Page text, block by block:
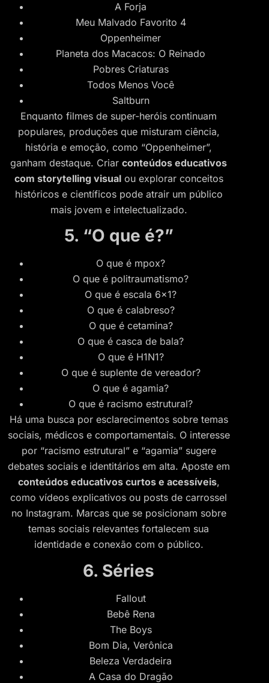
A Forja
Meu Malvado Favorito 4
Oppenheimer
Planeta dos Macacos: O Reinado
Pobres Criaturas
Todos Menos Você
Saltburn
Enquanto filmes de super-heróis continuam
populares, produções que misturam ciência,
história e emoção, como “Oppenheimer”,
ganham destaque. Criar conteúdos educativos
com storytelling visualou explorar conceitos
históricos e científicos pode atrair um público
mais jovem e intelectualizado.
5. “O que é?”
O que é mpox?
O que é politraumatismo?
O que é escala 6×1?
O que é calabreso?
O que é cetamina?
O que é casca de bala?
O que é H1N1?
O que é suplente de vereador?
O que é agamia?
O que é racismo estrutural?
Há uma busca por esclarecimentos sobre temas
sociais, médicos e comportamentais. O interesse
por “racismo estrutural” e “agamia” sugere
debates sociais e identitários em alta. Aposte em
conteúdos educativos curtos e acessíveis,
como vídeos explicativos ou posts de carrossel
no Instagram. Marcas que se posicionam sobre
temas sociais relevantes fortalecem sua
identidade e conexão com o público.
6. Séries
Fallout
Bebê Rena
The Boys
Bom Dia, Verônica
Beleza Verdadeira
A Casa do Dragão